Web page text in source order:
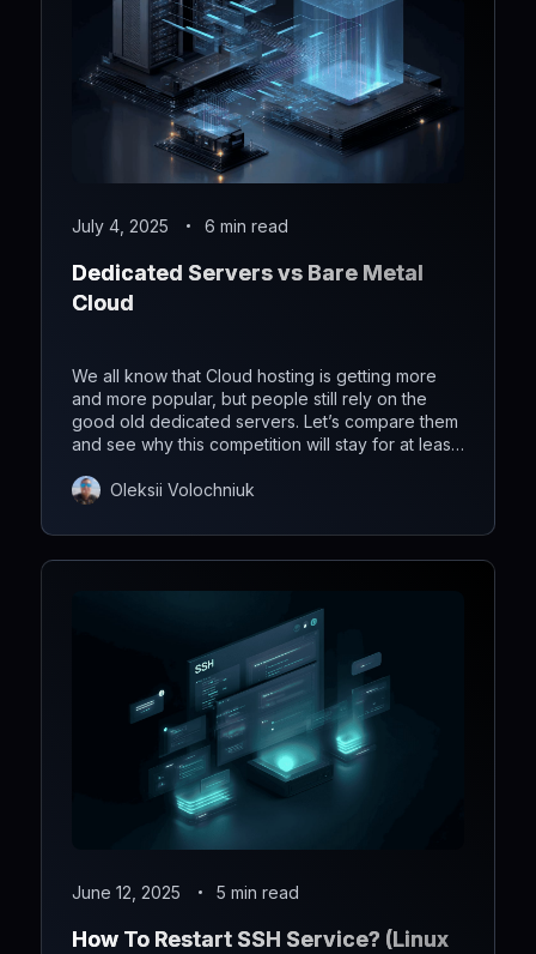
July 4, 2025 6 min read
Dedicated Servers vs Bare Metal
Cloud
We all know that Cloud hosting is getting more
and more popular, but people still rely on the
good old dedicated servers. Let’s compare them
and see why this competition will stay for at least
Oleksii Volochniuk
June 12, 2025 5 min read
How To Restart SSH Service? (Linux